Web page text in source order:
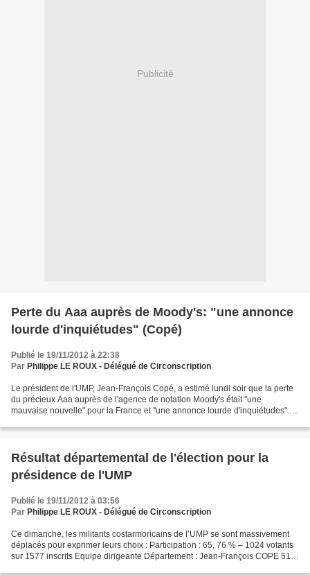
Publicité
Perte du Aaa auprès de Moody's: "une annonce
lourde d'inquiétudes" (Copé)
Publié le 19/11/2012 à 22:38
Par Philippe LE ROUX - Délégué de Circonscription
Le président de l'UMP, Jean-François Copé, a estimé lundi soir que la perte
du précieux Aaa auprès de l'agence de notation Moody's était "une
mauvaise nouvelle" pour la France et "une annonce lourde d'inquiétudes".
Résultat départemental de l'élection pour la
présidence de l'UMP
Publié le 19/11/2012 à 03:56
Par Philippe LE ROUX - Délégué de Circonscription
Ce dimanche, les militants costarmoricains de l’UMP se sont massivement
déplacés pour exprimer leurs choix : Participation : 65, 76 % – 1024 votants
sur 1577 inscrits Equipe dirigeante Département : Jean-François COPE 51,